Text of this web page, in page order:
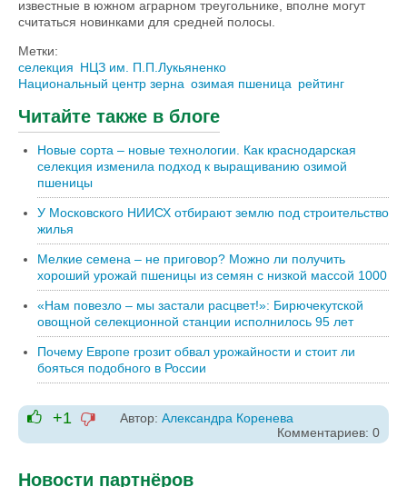
известные в южном аграрном треугольнике, вполне могут
считаться новинками для средней полосы.
Метки:
селекция НЦЗ им. П.П.Лукьяненко
Национальный центр зерна озимая пшеница рейтинг
Читайте также в блоге
Новые сорта – новые технологии. Как краснодарская
селекция изменила подход к выращиванию озимой
пшеницы
У Московского НИИСХ отбирают землю под строительство
жилья
Мелкие семена – не приговор? Можно ли получить
хороший урожай пшеницы из семян с низкой массой 1000
«Нам повезло – мы застали расцвет!»: Бирючекутской
овощной селекционной станции исполнилось 95 лет
Почему Европе грозит обвал урожайности и стоит ли
бояться подобного в России
+1 Автор: Александра Коренева
Комментариев: 0
Новости партнёров